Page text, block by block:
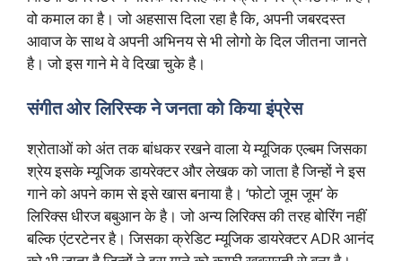
वो कमाल का है। जो अहसास दिला रहा है कि, अपनी जबरदस्त
आवाज के साथ वे अपनी अभिनय से भी लोगो के दिल जीतना जानते
है। जो इस गाने मे वे दिखा चुके है।
संगीत ओर लिरिस्क ने जनता को किया इंप्रेस
श्रोताओं को अंत तक बांधकर रखने वाला ये म्यूजिक एल्बम जिसका
श्रेय इसके म्यूजिक डायरेक्टर और लेखक को जाता है जिन्हों ने इस
गाने को अपने काम से इसे खास बनाया है। ‘फोटो जूम जूम’ के
लिरिक्स धीरज बबुआन के है। जो अन्य लिरिक्स की तरह बोरिंग नहीं
बल्कि एंटरटेनर है। जिसका क्रेडिट म्यूजिक डायरेक्टर ADR आनंद